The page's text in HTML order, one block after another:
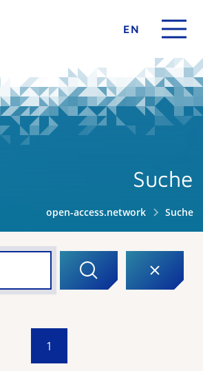
EN
Suche
open-access.network Suche
1